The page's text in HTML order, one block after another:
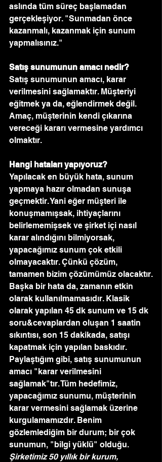
aslında tüm süreç başlamadan
gerçekleşiyor. "Sunmadan önce
kazanmalı, kazanmak için sunum
yapmalısınız."
Satış sunumunun amacı nedir?
Satış sunumunun amacı, karar
verilmesini sağlamaktır. Müşteriyi
eğitmek ya da, eğlendirmek değil.
Amaç, müşterinin kendi çıkarına
vereceği kararı vermesine yardımcı
olmaktır.
Hangi hataları yapıyoruz?
Yapılacak en büyük hata, sunum
yapmaya hazır olmadan sunuşa
geçmektir. Yani eğer müşteri ile
konuşmamışsak, ihtiyaçlarını
belirlememişsek ve şirket içi nasıl
karar alındığını bilmiyorsak,
yapacağımız sunum çok etkili
olmayacaktır. Çünkü çözüm,
tamamen bizim çözümümüz olacaktır.
Başka bir hata da, zamanın etkin
olarak kullanılmamasıdır. Klasik
olarak yapılan 45 dk sunum ve 15 dk
soru&cevaplardan oluşan 1 saatin
sıkıntısı, son 15 dakikada, satışı
kapatmak için yapılan baskıdır.
Paylaştığım gibi, satış sunumunun
amacı "karar verilmesini
sağlamak"tır. Tüm hedefimiz,
yapacağımız sunumu, müşterinin
karar vermesini sağlamak üzerine
kurgulamamızdır. Benim
gözlemlediğim bir durum; bir çok
sunumun, "bilgi yüklü" olduğu.
Şirketimiz 50 yıllık bir kurum,